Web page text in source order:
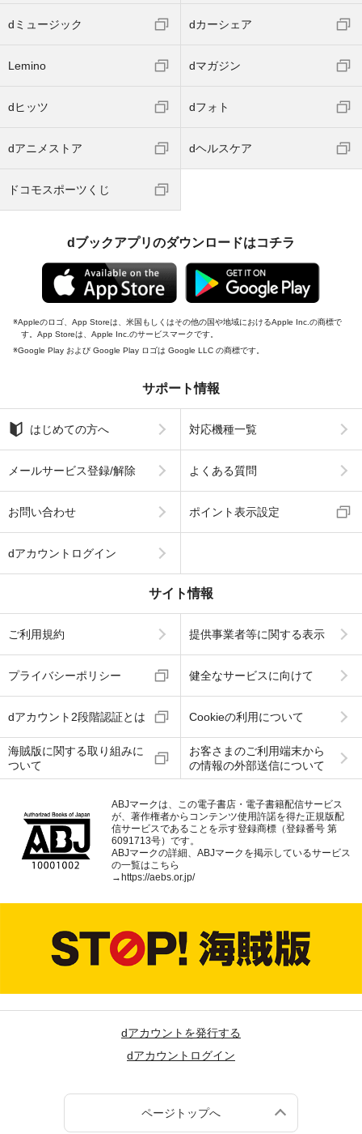
dミュージック dカーシェア
Lemino dマガジン
dヒッツ dフォト
dアニメストア dヘルスケア
ドコモスポーツくじ
dブックアプリのダウンロードはコチラ
Appleのロゴ、App Storeは、米国もしくはその他の国や地域におけるApple Inc.の商標で
す。App Storeは、Apple Inc.のサービスマークです。
Google Play および Google Play ロゴは Google LLC の商標です。
サポート情報
はじめての方へ 対応機種一覧
メールサービス登録/解除 よくある質問
お問い合わせ ポイント表示設定
dアカウントログイン
サイト情報
ご利用規約 提供事業者等に関する表示
プライバシーポリシー 健全なサービスに向けて
dアカウント2段階認証とは Cookieの利用について
海賊版に関する取り組みに
ついて
お客さまのご利用端末から
の情報の外部送信について
ABJマークは、この電子書店・電子書籍配信サービス
が、著作権者からコンテンツ使用許諾を得た正規版配
信サービスであることを示す登録商標（登録番号 第
6091713号）です。
ABJマークの詳細、ABJマークを掲示しているサービス
の一覧はこちら
→https://aebs.or.jp/
dアカウントを発行する
dアカウントログイン
ページトップへ